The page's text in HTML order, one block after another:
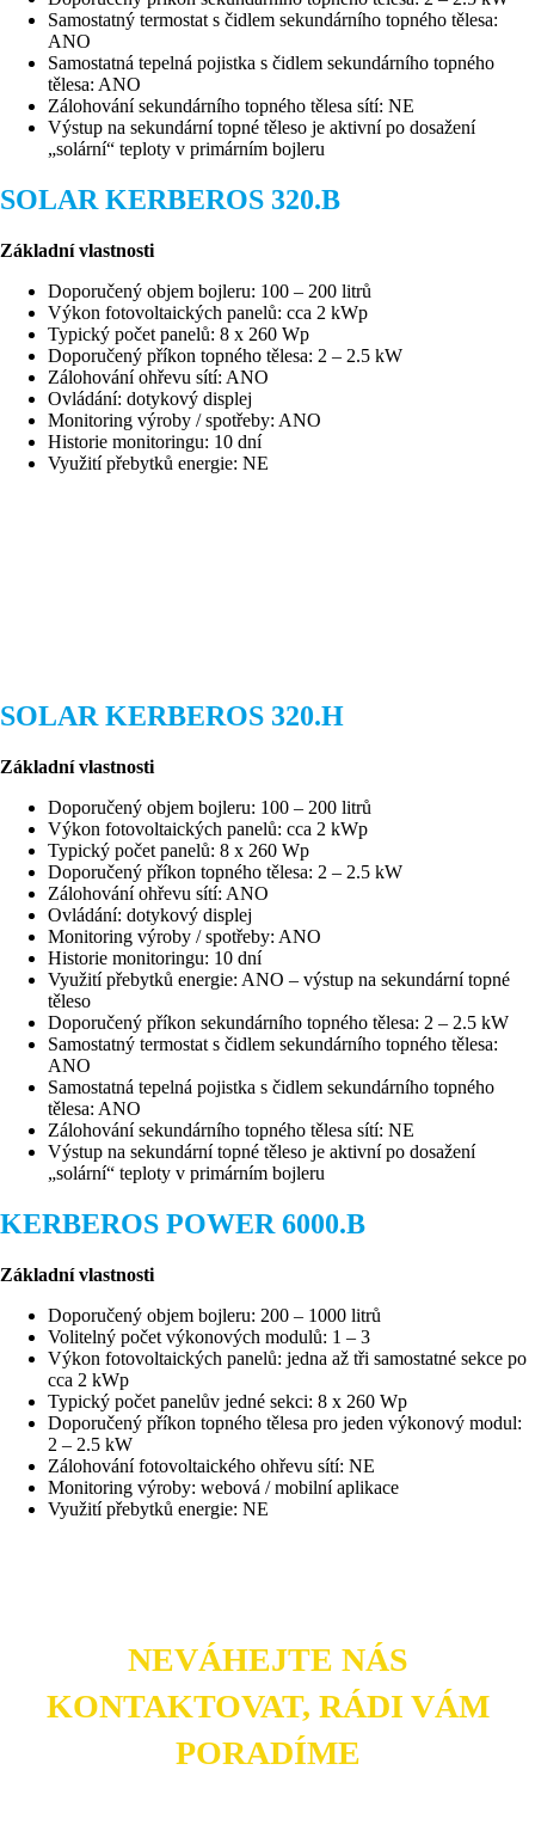
Samostatný termostat s čidlem sekundárního topného tělesa:
ANO
Samostatná tepelná pojistka s čidlem sekundárního topného
tělesa: ANO
Zálohování sekundárního topného tělesa sítí: NE
Výstup na sekundární topné těleso je aktivní po dosažení
„solární“ teploty v primárním bojleru
SOLAR KERBEROS 320.B
Základní vlastnosti
Doporučený objem bojleru: 100 – 200 litrů
Výkon fotovoltaických panelů: cca 2 kWp
Typický počet panelů: 8 x 260 Wp
Doporučený příkon topného tělesa: 2 – 2.5 kW
Zálohování ohřevu sítí: ANO
Ovládání: dotykový displej
Monitoring výroby / spotřeby: ANO
Historie monitoringu: 10 dní
Využití přebytků energie: NE
SOLAR KERBEROS 320.H
Základní vlastnosti
Doporučený objem bojleru: 100 – 200 litrů
Výkon fotovoltaických panelů: cca 2 kWp
Typický počet panelů: 8 x 260 Wp
Doporučený příkon topného tělesa: 2 – 2.5 kW
Zálohování ohřevu sítí: ANO
Ovládání: dotykový displej
Monitoring výroby / spotřeby: ANO
Historie monitoringu: 10 dní
Využití přebytků energie: ANO – výstup na sekundární topné
těleso
Doporučený příkon sekundárního topného tělesa: 2 – 2.5 kW
Samostatný termostat s čidlem sekundárního topného tělesa:
ANO
Samostatná tepelná pojistka s čidlem sekundárního topného
tělesa: ANO
Zálohování sekundárního topného tělesa sítí: NE
Výstup na sekundární topné těleso je aktivní po dosažení
„solární“ teploty v primárním bojleru
KERBEROS POWER 6000.B
Základní vlastnosti
Doporučený objem bojleru: 200 – 1000 litrů
Volitelný počet výkonových modulů: 1 – 3
Výkon fotovoltaických panelů: jedna až tři samostatné sekce po
cca 2 kWp
Typický počet panelův jedné sekci: 8 x 260 Wp
Doporučený příkon topného tělesa pro jeden výkonový modul:
2 – 2.5 kW
Zálohování fotovoltaického ohřevu sítí: NE
Monitoring výroby: webová / mobilní aplikace
Využití přebytků energie: NE
NEVÁHEJTE NÁS
KONTAKTOVAT, RÁDI VÁM
PORADÍME